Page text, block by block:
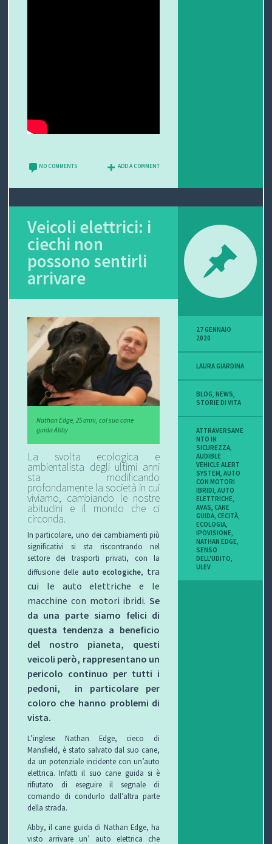
NO COMMENTS ADD A COMMENT
Veicoli elettrici: i
ciechi non
possono sentirli
arrivare
Nathan Edge, 25 anni, col suo cane
guida Abby
La svolta ecologica e
ambientalista degli ultimi anni
sta modificando
profondamente la società in cui
viviamo, cambiando le nostre
abitudini e il mondo che ci
circonda.
In particolare, uno dei cambiamenti più
significativi si sta riscontrando nel
settore dei trasporti privati, con la
diffusione delle auto ecologiche, tra
cui le auto elettriche e le
macchine con motori ibridi.Se
da una parte siamo felici di
questa tendenza a beneficio
del nostro pianeta, questi
veicoli però, rappresentano un
pericolo continuo per tutti i
pedoni, in particolare per
coloro che hanno problemi di
vista.
L’inglese Nathan Edge, cieco di
Mansfield, è stato salvato dal suo cane,
da un potenziale incidente con un’auto
elettrica. Infatti il suo cane guida si è
rifiutato di eseguire il segnale di
comando di condurlo dall’altra parte
della strada.
Abby, il cane guida di Nathan Edge, ha
visto arrivare un’ auto elettrica che
27 GENNAIO
2020
LAURA GIARDINA
BLOG,NEWS,
STORIE DI VITA
ATTRAVERSAME
NTO IN
SICUREZZA,
AUDIBLE
VEHICLE ALERT
SYSTEM,AUTO
CON MOTORI
IBRIDI,AUTO
ELETTRICHE,
AVAS, CANE
GUIDA, CECITÀ,
ECOLOGIA,
IPOVISIONE,
NATHAN EDGE,
SENSO
DELL'UDITO,
ULEV